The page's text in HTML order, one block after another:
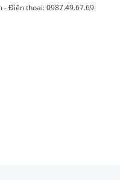
- Điện thoại: 0987.49.67.69